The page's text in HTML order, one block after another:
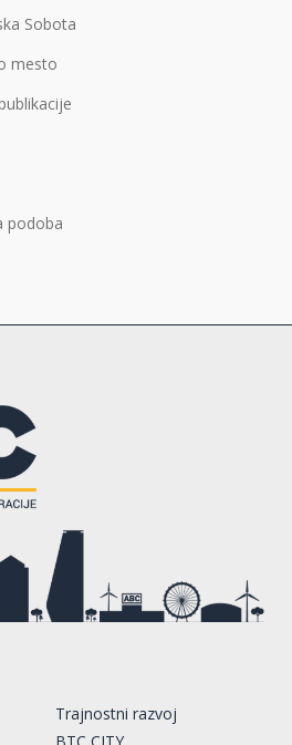
Sobota
mesto
podoba
Trajnostni razvoj